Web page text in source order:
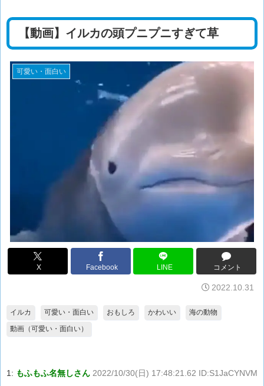
【動画】イルカの頭プニプニすぎて草
可愛い・面白い
X Facebook LINE コメント
2022.10.31
イルカ 可愛い・面白い おもしろ かわいい
海の動物
動画（可愛い・面白い）
1: もふもふ名無しさん 2022/10/30(日) 17:48:21.62 ID:S1JaCYNVM